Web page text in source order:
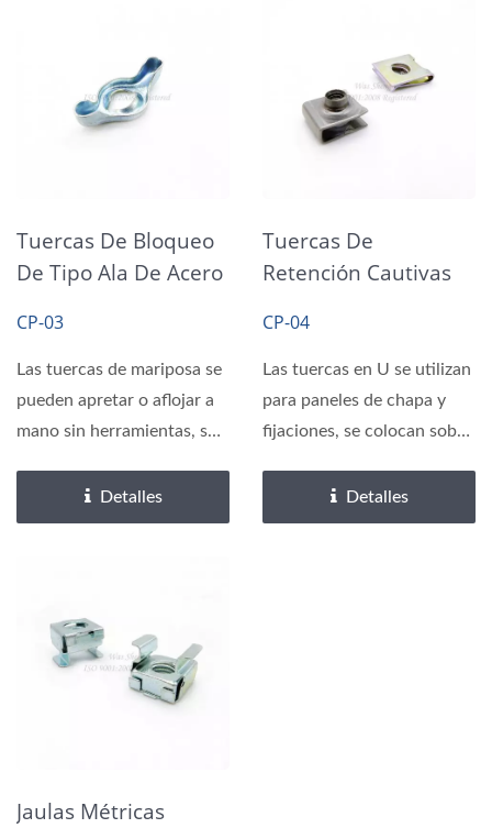
Tuercas De Bloqueo
De Tipo Ala De Acero
CP-03
Las tuercas de mariposa se
pueden apretar o aflojar a
mano sin herramientas, son
Detalles
Tuercas De
Retención Cautivas
Tipo U
CP-04
Las tuercas en U se utilizan
para paneles de chapa y
fijaciones, se colocan sobre
Detalles
Jaulas Métricas